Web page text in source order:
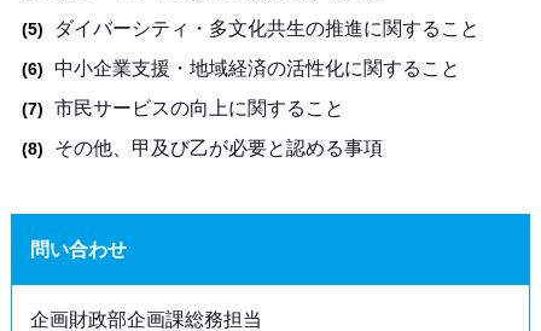
ダイバーシティ・多文化共生の推進に関すること
中小企業支援・地域経済の活性化に関すること
市民サービスの向上に関すること
その他、甲及び乙が必要と認める事項
問い合わせ
企画財政部企画課総務担当